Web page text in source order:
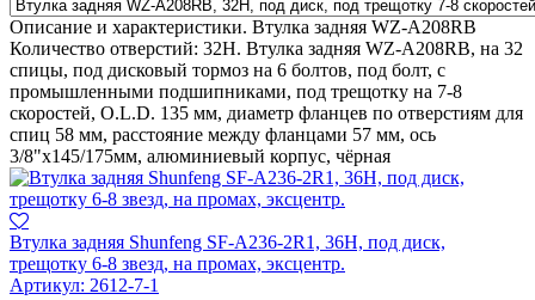
Описание и характеристики. Втулка задняя WZ-A208RB
Количество отверстий: 32H. Втулка задняя WZ-A208RB, на 32
спицы, под дисковый тормоз на 6 болтов, под болт, с
промышленными подшипниками, под трещотку на 7-8
скоростей, O.L.D. 135 мм, диаметр фланцев по отверстиям для
спиц 58 мм, расстояние между фланцами 57 мм, ось
3/8"х145/175мм, алюминиевый корпус, чёрная
Втулка задняя Shunfeng SF-A236-2R1, 36H, под диск,
трещотку 6-8 звезд, на промах, эксцентр.
Артикул: 2612-7-1